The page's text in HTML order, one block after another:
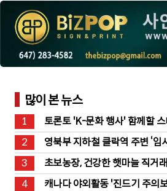
많이 본 뉴스
1
토론토 'K-문화 행사' 함께할
2
영북부 지하철 클락역 주변 ‘
트리트 바뀐다”
3
초보농장, 건강한 햇마늘 직거
도 판매
4
캐나다 야외활동 '진드기 주의